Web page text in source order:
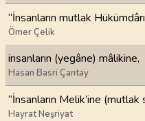
“İnsanların mutlak
Ömer Çelik
insanların (yegâne) mâlikine,
Hasan Basri Çantay
“İnsanların Melik’ine (mutlak
Hayrat Neşriyat